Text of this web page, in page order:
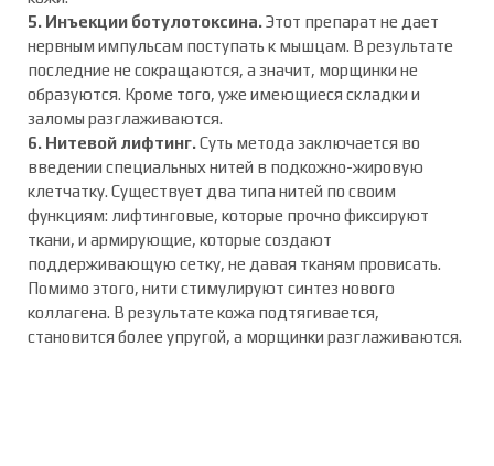
5. Инъекции ботулотоксина.Этот препарат не дает
нервным импульсам поступать к мышцам. В результате
последние не сокращаются, а значит, морщинки не
образуются. Кроме того, уже имеющиеся складки и
заломы разглаживаются.
6. Нитевой лифтинг.Суть метода заключается во
введении специальных нитей в подкожно-жировую
клетчатку. Существует два типа нитей по своим
функциям: лифтинговые, которые прочно фиксируют
ткани, и армирующие, которые создают
поддерживающую сетку, не давая тканям провисать.
Помимо этого, нити стимулируют синтез нового
коллагена. В результате кожа подтягивается,
становится более упругой, а морщинки разглаживаются.